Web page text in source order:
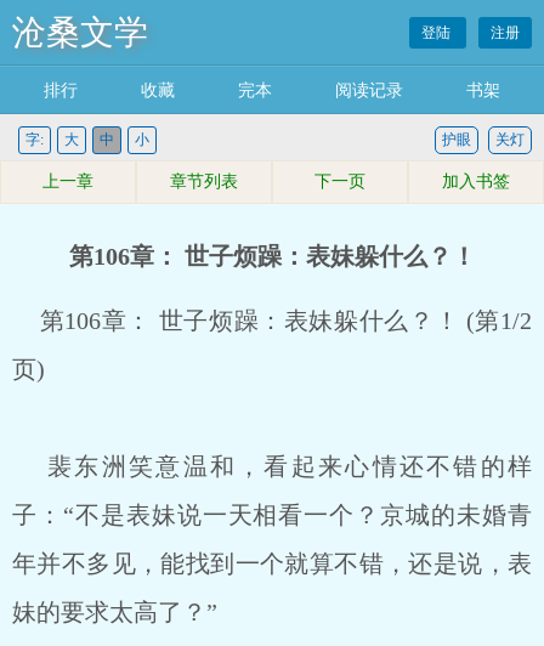
沧桑文学 登陆 注册
排行 收藏 完本 阅读记录 书架
字: 大 中 小 关灯
护眼
上一章 章节列表 下一页 加入书签
第106章： 世子烦躁：表妹躲什么？！
第106章： 世子烦躁：表妹躲什么？！ (第1/2
页)
裴东洲笑意温和，看起来心情还不错的样
子：“不是表妹说一天相看一个？京城的未婚青
年并不多见，能找到一个就算不错，还是说，表
妹的要求太高了？”